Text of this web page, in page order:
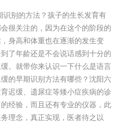
别的方法？孩子的生长发育有
很关注的，因为在这个的阶段的
身高和体重也在逐渐的发生变
了年龄还是不会说话感到十分的
。就带你来认识一下什么是语言
的早期识别方法有哪些？沈阳六
迟缓、遗尿症等矮小症疾病的诊
经验，而且还有专业的仪器，此
理念，真正实现，医者待之以